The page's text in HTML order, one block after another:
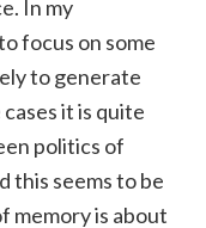
In my
focus on some
to generate
it is quite
politics of
this seems to be
memory is about